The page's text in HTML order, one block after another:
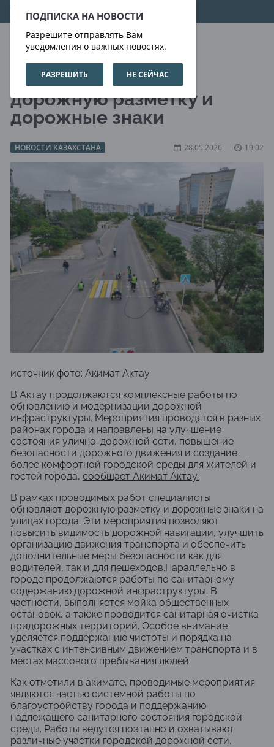
ПОДПИСКА НА НОВОСТИ
Разрешите отправлять Вам
уведомления о важных новостях.
РАЗРЕШИТЬ НЕ СЕЙЧАС
10.08.2026 16:42:32
В Актау обновляют
дорожную разметку и
дорожные знаки
НОВОСТИ КАЗАХСТАНА 28.05.2026 19:02
источник фото: Акимат Актау
В Актау продолжаются комплексные работы по
обновлению и модернизации дорожной
инфраструктуры. Мероприятия проводятся в разных
районах города и направлены на улучшение
состояния улично-дорожной сети, повышение
безопасности дорожного движения и создание
более комфортной городской среды для жителей и
гостей города, сообщает Акимат Актау.
В рамках проводимых работ специалисты
обновляют дорожную разметку и дорожные знаки на
улицах города. Эти мероприятия позволяют
повысить видимость дорожной навигации, улучшить
организацию движения транспорта и обеспечить
дополнительные меры безопасности как для
водителей, так и для пешеходов.Параллельно в
городе продолжаются работы по санитарному
содержанию дорожной инфраструктуры. В
частности, выполняется мойка общественных
остановок, а также проводится санитарная очистка
придорожных территорий. Особое внимание
уделяется поддержанию чистоты и порядка на
участках с интенсивным движением транспорта и в
местах массового пребывания людей.
Как отметили в акимате, проводимые мероприятия
являются частью системной работы по
благоустройству города и поддержанию
надлежащего санитарного состояния городской
среды. Работы ведутся поэтапно и охватывают
различные участки городской дорожной сети.